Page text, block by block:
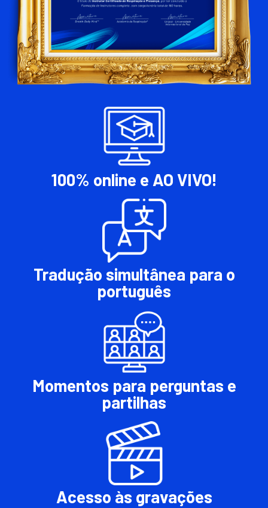
100% online e AO VIVO!
Tradução simultânea para o
português
Momentos para perguntas e
partilhas
Acesso às gravações